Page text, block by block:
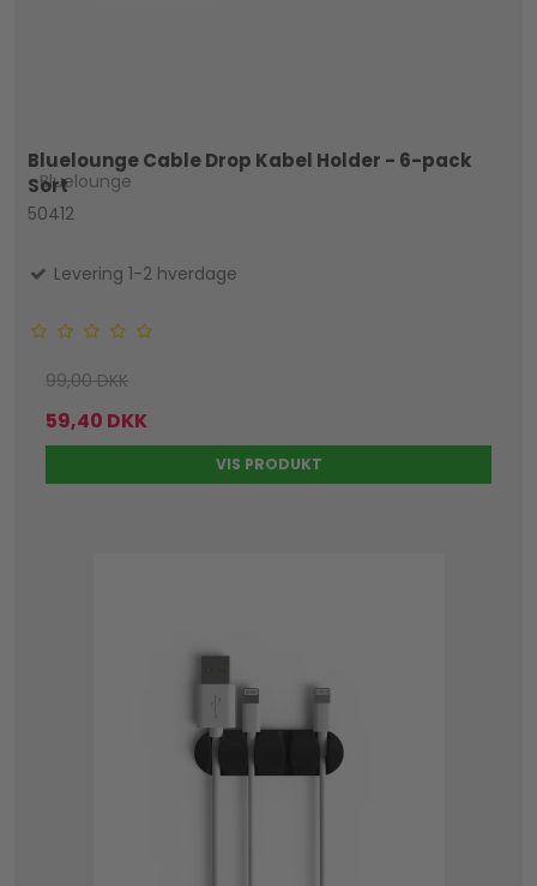
Bluelounge Cable Drop Kabel Holder - 6-pack
Sort
Bluelounge
50412
Levering 1-2 hverdage
99,00 DKK
59,40 DKK
VIS PRODUKT